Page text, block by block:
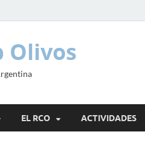
Olivos
EL RCO ACTIVIDADES